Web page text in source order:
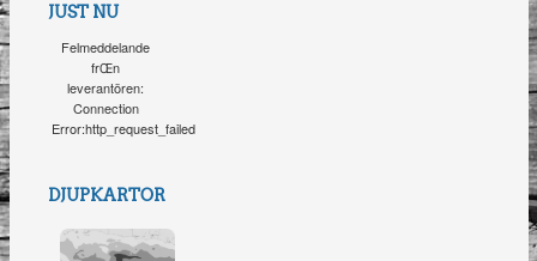
JUST NU
Felmeddelande
frŒn
leverantören:
Connection
Error:http_request_failed
DJUPKARTOR